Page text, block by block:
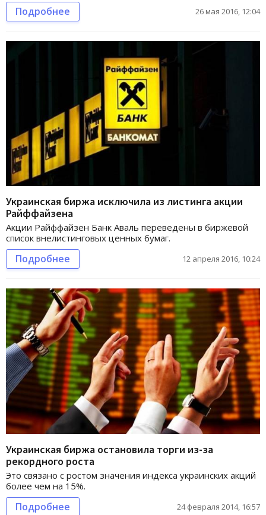
Подробнее 26 мая 2016, 12:04
Украинская биржа исключила из листинга акции
Райффайзена
Акции Райффайзен Банк Аваль переведены в биржевой
список внелистинговых ценных бумаг.
Подробнее 12 апреля 2016, 10:24
Украинская биржа остановила торги из-за
рекордного роста
Это связано с ростом значения индекса украинских акций
более чем на 15%.
Подробнее 24 февраля 2014, 16:57